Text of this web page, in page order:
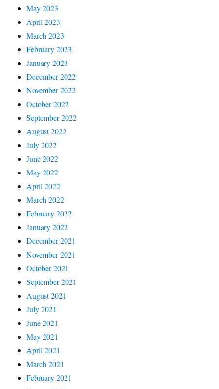
May 2023
April 2023
March 2023
February 2023
January 2023
December 2022
November 2022
October 2022
September 2022
August 2022
July 2022
June 2022
May 2022
April 2022
March 2022
February 2022
January 2022
December 2021
November 2021
October 2021
September 2021
August 2021
July 2021
June 2021
May 2021
April 2021
March 2021
February 2021